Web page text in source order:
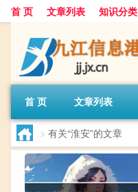
首 页 文章列表 知识分类
首 页 文章列表
> 有关“淮安”的文章